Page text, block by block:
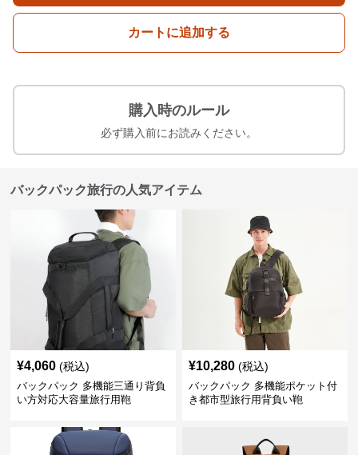
カートに追加する
購入時のルール
必ず購入前にお読みください。
バックパック旅行の人気アイテム
¥4,060 (税込)
バックパック 多機能三通り背負
い方対応大容量旅行用鞄
¥10,280 (税込)
バックパック 多機能ポケット付
き都市型旅行用背負い鞄